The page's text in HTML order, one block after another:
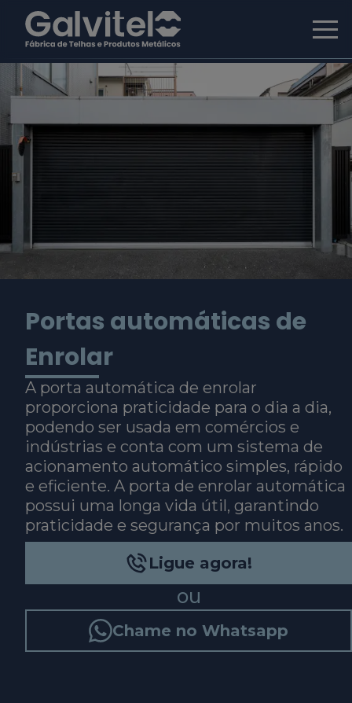
Portas automáticas de
Enrolar
A porta automática de enrolar
proporciona praticidade para o dia a dia,
podendo ser usada em comércios e
indústrias e conta com um sistema de
acionamento automático simples, rápido
e eficiente. A porta de enrolar automática
possui uma longa vida útil, garantindo
praticidade e segurança por muitos anos.
Ligue agora!
ou
Chame no Whatsapp